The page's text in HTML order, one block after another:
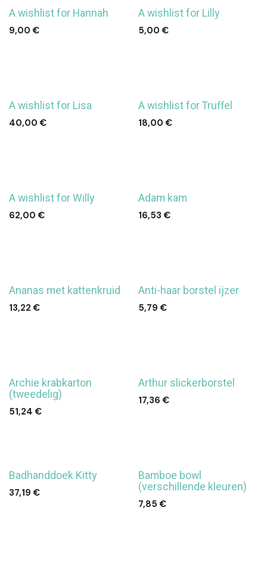
A wishlist for Hannah
9,00 €
A wishlist for Lilly
5,00 €
A wishlist for Lisa
40,00 €
A wishlist for Truffel
18,00 €
A wishlist for Willy
62,00 €
Adam kam
16,53 €
Ananas met kattenkruid
13,22 €
Anti-haar borstel ijzer
5,79 €
Archie krabkarton
(tweedelig)
51,24 €
Arthur slickerborstel
17,36 €
Badhanddoek Kitty
37,19 €
Bamboe bowl
(verschillende kleuren)
7,85 €